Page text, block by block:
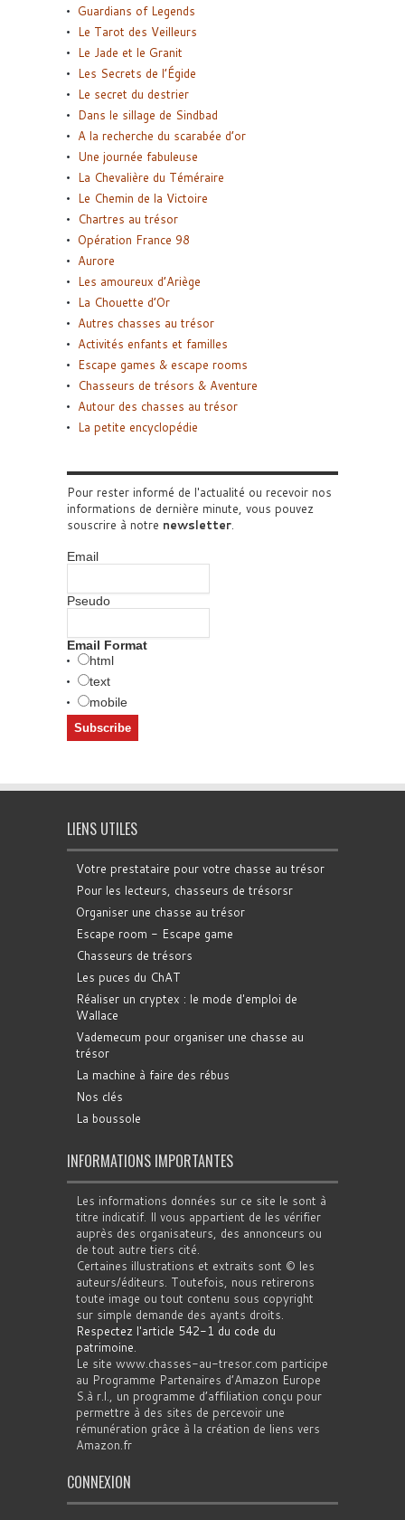
Guardians of Legends
Le Tarot des Veilleurs
Le Jade et le Granit
Les Secrets de l’Égide
Le secret du destrier
Dans le sillage de Sindbad
A la recherche du scarabée d’or
Une journée fabuleuse
La Chevalière du Téméraire
Le Chemin de la Victoire
Chartres au trésor
Opération France 98
Aurore
Les amoureux d’Ariège
La Chouette d’Or
Autres chasses au trésor
Activités enfants et familles
Escape games & escape rooms
Chasseurs de trésors & Aventure
Autour des chasses au trésor
La petite encyclopédie
Pour rester informé de l'actualité ou recevoir nos
informations de dernière minute, vous pouvez
souscrire à notre newsletter.
Email
Pseudo
Email Format
html
text
mobile
LIENS UTILES
Votre prestataire pour votre chasse au trésor
Pour les lecteurs, chasseurs de trésorsr
Organiser une chasse au trésor
Escape room - Escape game
Chasseurs de trésors
Les puces du ChAT
Réaliser un cryptex : le mode d'emploi de
Wallace
Vademecum pour organiser une chasse au
trésor
La machine à faire des rébus
Nos clés
La boussole
INFORMATIONS IMPORTANTES
Les informations données sur ce site le sont à
titre indicatif. Il vous appartient de les vérifier
auprès des organisateurs, des annonceurs ou
de tout autre tiers cité.
Certaines illustrations et extraits sont © les
auteurs/éditeurs. Toutefois, nous retirerons
toute image ou tout contenu sous copyright
sur simple demande des ayants droits.
Respectez l'article 542-1 du code du
patrimoine.
Le site www.chasses-au-tresor.com participe
au Programme Partenaires d’Amazon Europe
S.à r.l., un programme d’affiliation conçu pour
permettre à des sites de percevoir une
rémunération grâce à la création de liens vers
Amazon.fr
CONNEXION